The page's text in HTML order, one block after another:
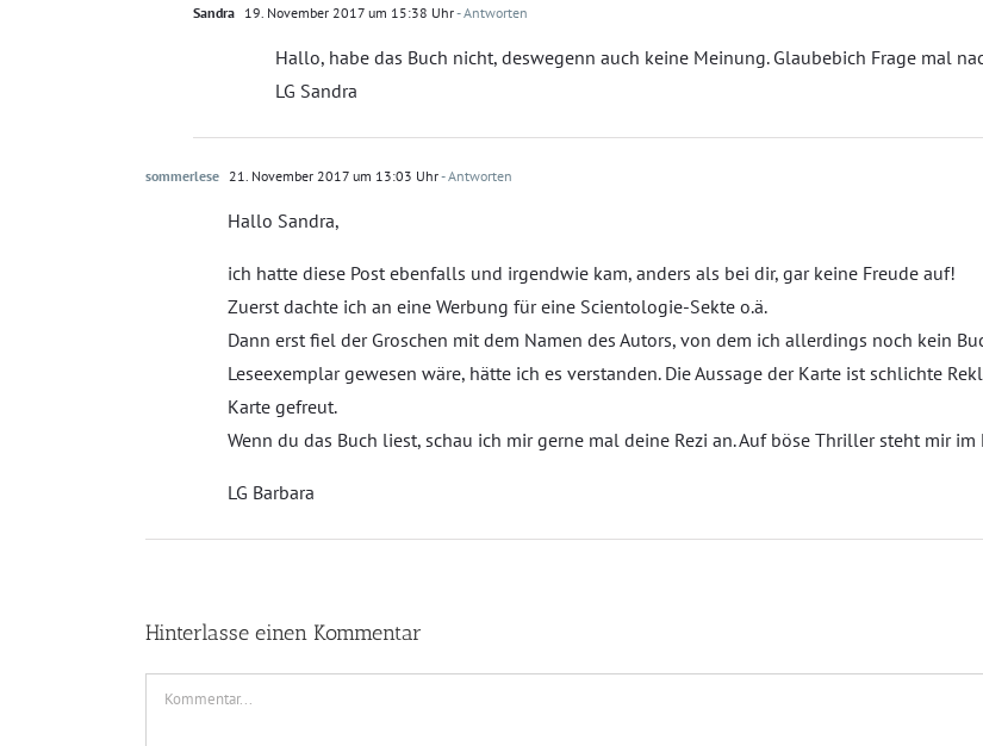
Sandra 19. November 2017 um 15:38 Uhr- Antworten
Hallo, habe das Buch nicht, deswegenn auch keine Meinung. Glaubebich Frage mal
LG Sandra
sommerlese 21. November 2017 um 13:03 Uhr- Antworten
Hallo Sandra,
ich hatte diese Post ebenfalls und irgendwie kam, anders als bei dir, gar keine Freude auf!
Zuerst dachte ich an eine Werbung für eine Scientologie-Sekte o.ä.
Dann erst fiel der Groschen mit dem Namen des Autors, von dem ich allerdings noch kein
Leseexemplar gewesen wäre, hätte ich es verstanden. Die Aussage der Karte ist schlichte
Karte gefreut.
Wenn du das Buch liest, schau ich mir gerne mal deine Rezi an. Auf böse Thriller steht mir
LG Barbara
Hinterlasse einen Kommentar
Kommentar